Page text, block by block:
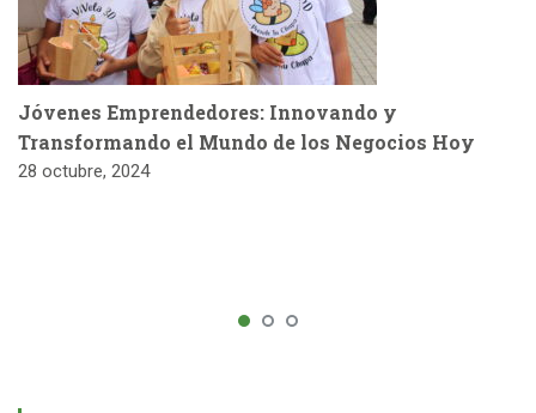
Jóvenes Emprendedores: Innovando y
Transformando el Mundo de los Negocios Hoy
28 octubre, 2024